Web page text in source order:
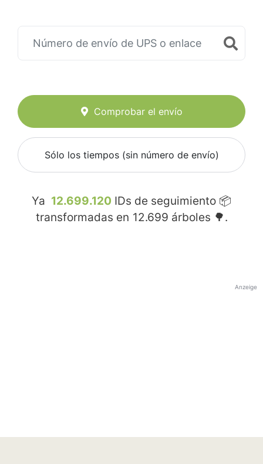
Comprobar el envío
Sólo los tiempos (sin número de envío)
Ya 12.699.120 IDs de seguimiento 📦
transformadas en 12.699 árboles 🌳.
Anzeige